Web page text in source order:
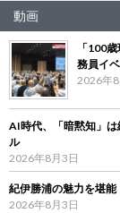
動画
「100
務員イ
2026年
AI時代、「暗黙知」
ル
2026年8月3日
紀伊勝浦の魅力を堪
2026年8月3日